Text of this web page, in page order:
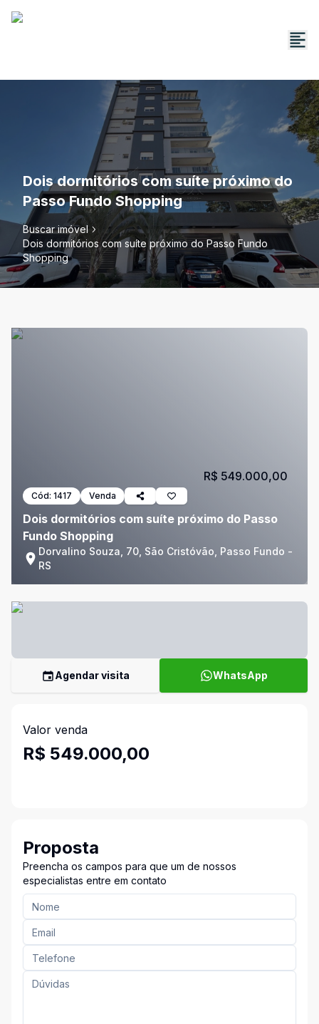
Dois dormitórios com suíte próximo do
Passo Fundo Shopping
Buscar imóvel
Dois dormitórios com suíte próximo do Passo Fundo
Shopping
Cód: 1417 Venda
Dois dormitórios com suíte próximo do Passo
Fundo Shopping
Dorvalino Souza, 70, São Cristóvão, Passo Fundo -
RS
R$ 549.000,00
Agendar visita WhatsApp
Valor venda
R$ 549.000,00
Proposta
Preencha os campos para que um de nossos
especialistas entre em contato